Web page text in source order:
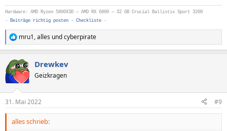
Hardware: AMD Ryzen 5800X3D — AMD RX 6800 — 32 GB Crucial Ballistix Sport 3200
- Beiträge richtig posten - Checkliste -
R
e
k
t
i
e
n
mru1,alles undcyberpirate
Drewkev
Geizkragen
31. Mai 2022 #9
alles schrieb: